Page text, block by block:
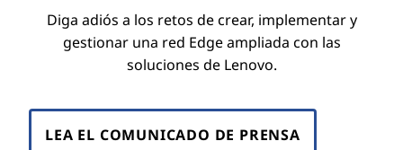
Diga adiós a los retos de crear, implementar y
gestionar una red Edge ampliada con las
soluciones de Lenovo.
LEA EL COMUNICADO DE PRENSA